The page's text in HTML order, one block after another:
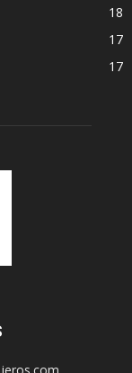
18
17
17